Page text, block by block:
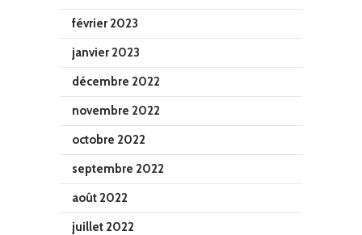
février 2023
janvier 2023
décembre 2022
novembre 2022
octobre 2022
septembre 2022
août 2022
juillet 2022